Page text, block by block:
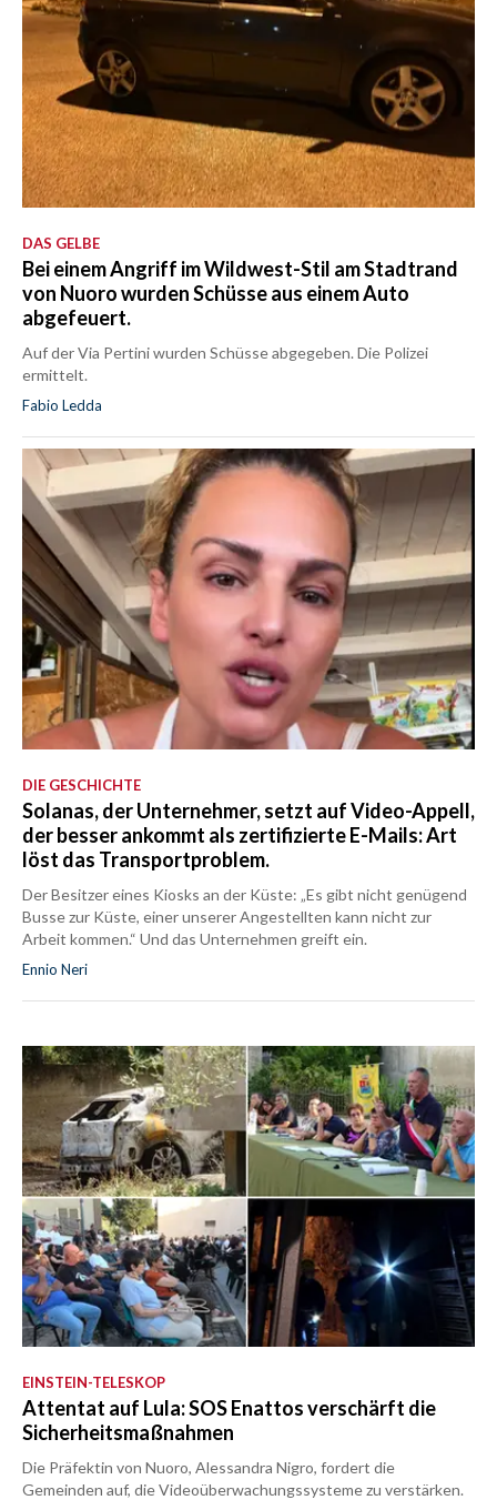
DAS GELBE
Bei einem Angriff im Wildwest-Stil am Stadtrand
von Nuoro wurden Schüsse aus einem Auto
abgefeuert.
Auf der Via Pertini wurden Schüsse abgegeben. Die Polizei
ermittelt.
Fabio Ledda
DIE GESCHICHTE
Solanas, der Unternehmer, setzt auf Video-Appell,
der besser ankommt als zertifizierte E-Mails: Art
löst das Transportproblem.
Der Besitzer eines Kiosks an der Küste: „Es gibt nicht genügend
Busse zur Küste, einer unserer Angestellten kann nicht zur
Arbeit kommen.“ Und das Unternehmen greift ein.
Ennio Neri
EINSTEIN-TELESKOP
Attentat auf Lula: SOS Enattos verschärft die
Sicherheitsmaßnahmen
Die Präfektin von Nuoro, Alessandra Nigro, fordert die
Gemeinden auf, die Videoüberwachungssysteme zu verstärken.